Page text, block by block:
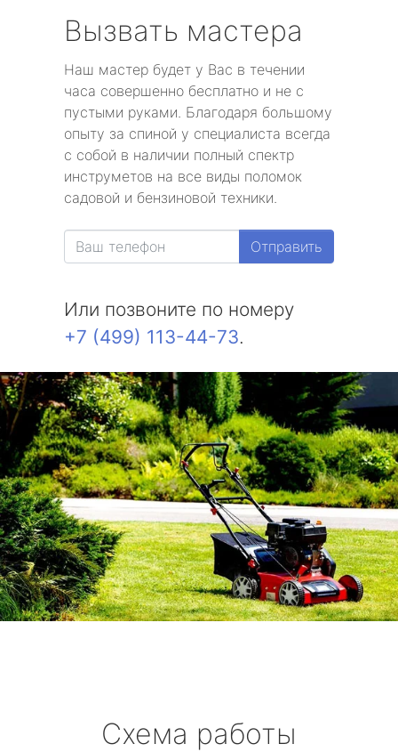
Вызвать мастера
Наш мастер будет у Вас в течении
часа совершенно бесплатно и не с
пустыми руками. Благодаря большому
опыту за спиной у специалиста всегда
с собой в наличии полный спектр
инструметов на все виды поломок
садовой и бензиновой техники.
Отправить
Или позвоните по номеру
+7 (499) 113-44-73.
Схема работы